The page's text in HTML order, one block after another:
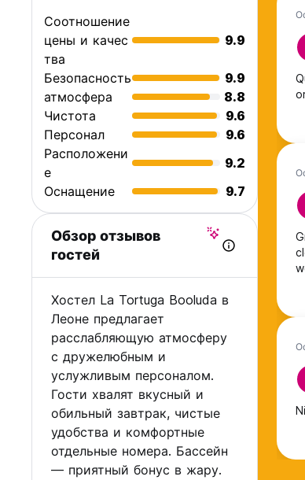
Соотношение
цены и качес
тва
9.9
Безопасность
9.9
атмосфера
8.8
Чистота
9.6
Персонал
9.6
Расположени
е
9.2
Оснащение
9.7
Обзор отзывов
гостей
Хостел La Tortuga Booluda в
Леоне предлагает
расслабляющую атмосферу
с дружелюбным и
услужливым персоналом.
Гости хвалят вкусный и
обильный завтрак, чистые
удобства и комфортные
отдельные номера. Бассейн
— приятный бонус в жару.